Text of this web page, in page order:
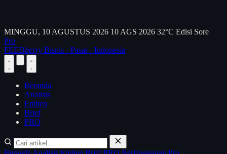
MINGGU, 10 AGUSTUS 2026 10 AGS 2026 32°C Edisi Sore
Pro
FEEDberry Bisnis · Pasar · Indonesia
Beranda
Analisis
Emiten
Brief
PRO